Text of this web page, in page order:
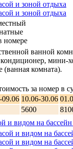
номере
ванной
мини-
комната).
за номер в
09.06 10.06-30.06
5600
и видом на